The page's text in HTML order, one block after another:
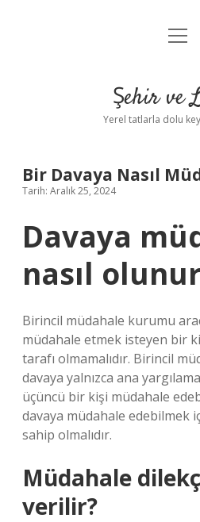
Anasayfa
Yasal
Şehir ve
Yerel tatlarla dolu
Bir Davaya Nasıl
Tarih: Aralık 25, 2024
Davaya
nasıl
Birincil müdahale kurumu
müdahale etmek isteyen bir
tarafı olmamalıdır. Birincil
davaya yalnızca ana
üçüncü bir kişi müdahale
davaya müdahale edebilmek
sahip olmalıdır.
Müdahale
verilir?